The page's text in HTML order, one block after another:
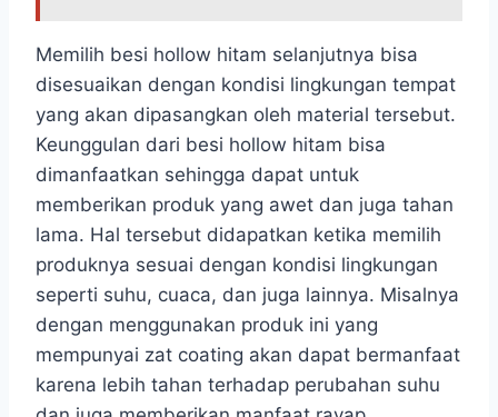
Memilih besi hollow hitam selanjutnya bisa
disesuaikan dengan kondisi lingkungan tempat
yang akan dipasangkan oleh material tersebut.
Keunggulan dari besi hollow hitam bisa
dimanfaatkan sehingga dapat untuk
memberikan produk yang awet dan juga tahan
lama. Hal tersebut didapatkan ketika memilih
produknya sesuai dengan kondisi lingkungan
seperti suhu, cuaca, dan juga lainnya. Misalnya
dengan menggunakan produk ini yang
mempunyai zat coating akan dapat bermanfaat
karena lebih tahan terhadap perubahan suhu